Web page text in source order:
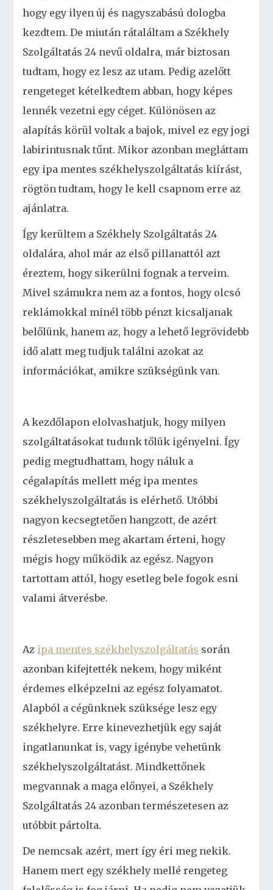
hogy egy ilyen új és nagyszabású dologba
kezdtem. De miután rátaláltam a Székhely
Szolgáltatás 24 nevű oldalra, már biztosan
tudtam, hogy ez lesz az utam. Pedig azelőtt
rengeteget kételkedtem abban, hogy képes
lennék vezetni egy céget. Különösen az
alapítás körül voltak a bajok, mivel ez egy jogi
labirintusnak tűnt. Mikor azonban megláttam
egy ipa mentes székhelyszolgáltatás kiírást,
rögtön tudtam, hogy le kell csapnom erre az
ajánlatra.
Így kerültem a Székhely Szolgáltatás 24
oldalára, ahol már az első pillanattól azt
éreztem, hogy sikerülni fognak a terveim.
Mivel számukra nem az a fontos, hogy olcsó
reklámokkal minél több pénzt kicsaljanak
belőlünk, hanem az, hogy a lehető legrövidebb
idő alatt meg tudjuk találni azokat az
információkat, amikre szükségünk van.
A kezdőlapon elolvashatjuk, hogy milyen
szolgáltatásokat tudunk tőlük igényelni. Így
pedig megtudhattam, hogy náluk a
cégalapítás mellett még ipa mentes
székhelyszolgáltatás is elérhető. Utóbbi
nagyon kecsegtetően hangzott, de azért
részletesebben meg akartam érteni, hogy
mégis hogy működik az egész. Nagyon
tartottam attól, hogy esetleg bele fogok esni
valami átverésbe.
Az ipa mentes székhelyszolgáltatás során
azonban kifejtették nekem, hogy miként
érdemes elképzelni az egész folyamatot.
Alapból a cégünknek szüksége lesz egy
székhelyre. Erre kinevezhetjük egy saját
ingatlanunkat is, vagy igénybe vehetünk
székhelyszolgáltatást. Mindkettőnek
megvannak a maga előnyei, a Székhely
Szolgáltatás 24 azonban természetesen az
utóbbit pártolta.
De nemcsak azért, mert így éri meg nekik.
Hanem mert egy székhely mellé rengeteg